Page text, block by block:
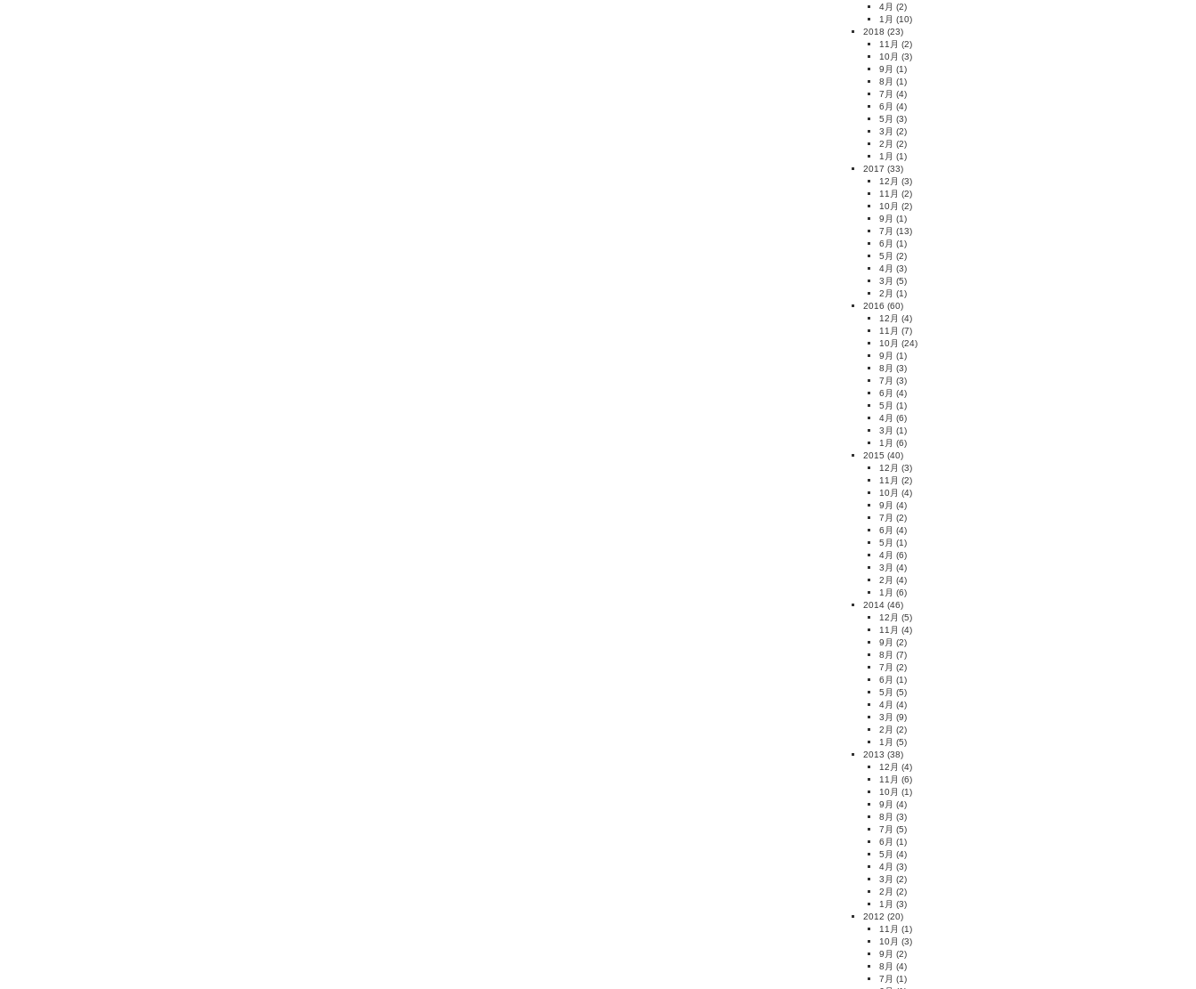
4月 (2)
1月 (10)
2018 (23)
11月 (2)
10月 (3)
9月 (1)
8月 (1)
7月 (4)
6月 (4)
5月 (3)
3月 (2)
2月 (2)
1月 (1)
2017 (33)
12月 (3)
11月 (2)
10月 (2)
9月 (1)
7月 (13)
6月 (1)
5月 (2)
4月 (3)
3月 (5)
2月 (1)
2016 (60)
12月 (4)
11月 (7)
10月 (24)
9月 (1)
8月 (3)
7月 (3)
6月 (4)
5月 (1)
4月 (6)
3月 (1)
1月 (6)
2015 (40)
12月 (3)
11月 (2)
10月 (4)
9月 (4)
7月 (2)
6月 (4)
5月 (1)
4月 (6)
3月 (4)
2月 (4)
1月 (6)
2014 (46)
12月 (5)
11月 (4)
9月 (2)
8月 (7)
7月 (2)
6月 (1)
5月 (5)
4月 (4)
3月 (9)
2月 (2)
1月 (5)
2013 (38)
12月 (4)
11月 (6)
10月 (1)
9月 (4)
8月 (3)
7月 (5)
6月 (1)
5月 (4)
4月 (3)
3月 (2)
2月 (2)
1月 (3)
2012 (20)
11月 (1)
10月 (3)
9月 (2)
8月 (4)
7月 (1)